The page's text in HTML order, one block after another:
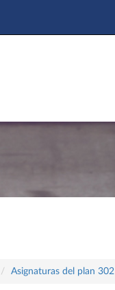
Asignaturas del plan 302